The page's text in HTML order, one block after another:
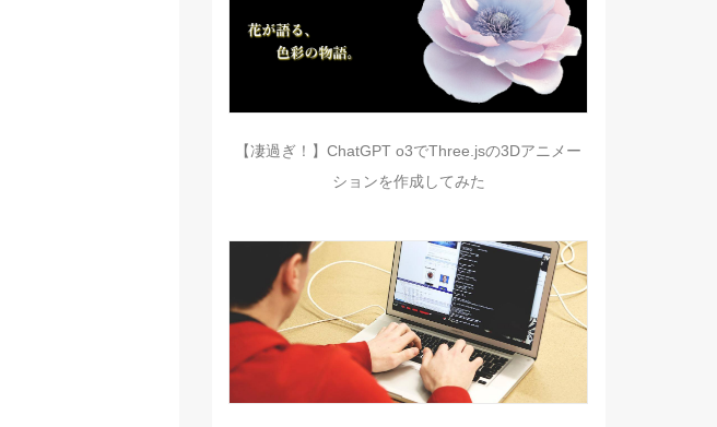
【凄過ぎ！】ChatGPT o3でThree.jsの3Dアニメー
ションを作成してみた